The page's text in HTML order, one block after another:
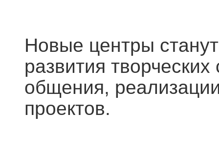
Новые центры
развития
общения,
проектов.